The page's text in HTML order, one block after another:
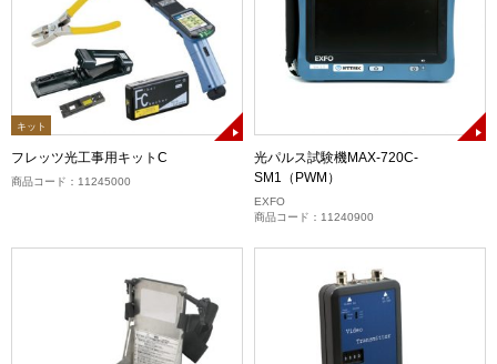
キット
フレッツ光工事用キットC
商品コード：11245000
光パルス試験機MAX-720C-
SM1（PWM）
EXFO
商品コード：11240900